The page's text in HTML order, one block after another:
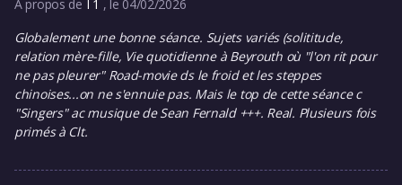
A propos de I 1 , le 04/02/2026
Globalement une bonne séance. Sujets variés (solititude,
relation mère-fille, Vie quotidienne à Beyrouth où "l'on rit pour
ne pas pleurer" Road-movie ds le froid et les steppes
chinoises...on ne s'ennuie pas. Mais le top de cette séance c
"Singers" ac musique de Sean Fernald +++. Real. Plusieurs fois
primés à Clt.